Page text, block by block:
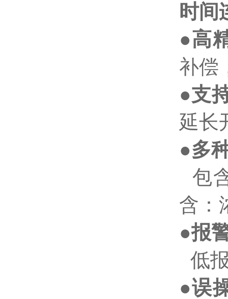
时间
●高
补偿
●支
延长
●多
包
含：
●报
低
●误